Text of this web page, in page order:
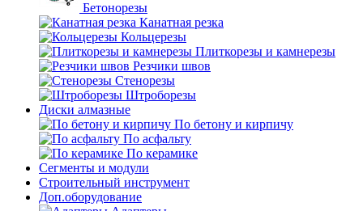
Бетонорезы
Канатная резка
Кольцерезы
Плиткорезы и камнерезы
Резчики швов
Стенорезы
Штроборезы
Диски алмазные
По бетону и кирпичу
По асфальту
По керамике
Сегменты и модули
Строительный инструмент
Доп.оборудование